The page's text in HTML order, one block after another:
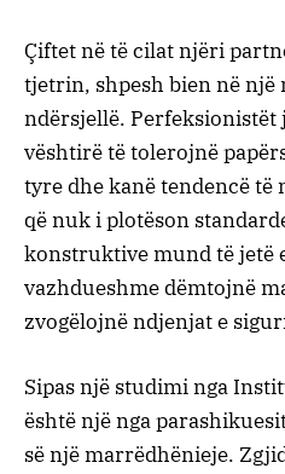
Çiftet në të cilat njëri
tjetrin, shpesh bien në një
ndërsjellë. Perfeksionistët
vështirë të tolerojnë
tyre dhe kanë tendencë
që nuk i plotëson
konstruktive mund të jetë
vazhdueshme dëmtojnë
zvogëlojnë ndjenjat e
Sipas një studimi nga
është një nga
së një marrëdhënieje.